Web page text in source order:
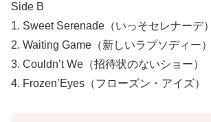
Side B
1. Sweet Serenade（いっそセレナーデ）
2. Waiting Game（新しいラプソディー）
3. Couldn’t We（招待状のないショー）
4. Frozen’Eyes（フローズン・アイズ）